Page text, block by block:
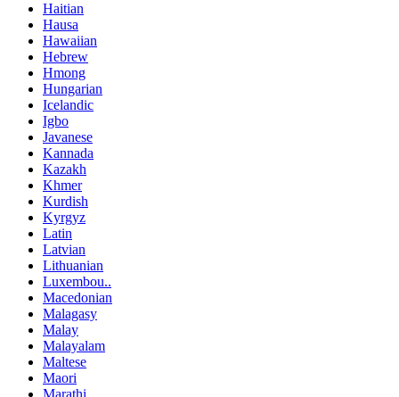
Haitian
Hausa
Hawaiian
Hebrew
Hmong
Hungarian
Icelandic
Igbo
Javanese
Kannada
Kazakh
Khmer
Kurdish
Kyrgyz
Latin
Latvian
Lithuanian
Luxembou..
Macedonian
Malagasy
Malay
Malayalam
Maltese
Maori
Marathi